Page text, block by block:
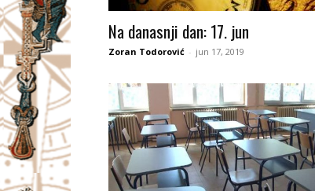
Na danasnji dan: 17. jun
Zoran Todorović - jun 17, 2019